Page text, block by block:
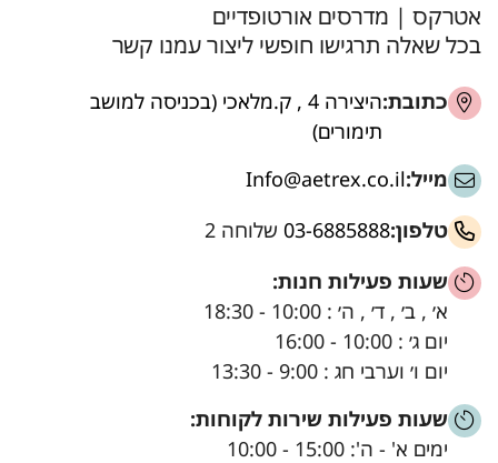
אטרקס | מדרסים אורטופדיים
בכל שאלה תרגישו חופשי ליצור עמנו קשר
כתובת:
היצירה 4 , ק.מלאכי (בכניסה למושב
תימורים)
מייל:Info@aetrex.co.il
טלפון:03-6885888 שלוחה 2
שעות פעילות חנות:
א׳ , ב׳ , ד׳ , ה׳ : 10:00 - 18:30
יום ג׳ : 10:00 - 16:00
יום ו׳ וערבי חג : 9:00 - 13:30
שעות פעילות שירות לקוחות:
ימים א' - ה': 15:00 - 10:00